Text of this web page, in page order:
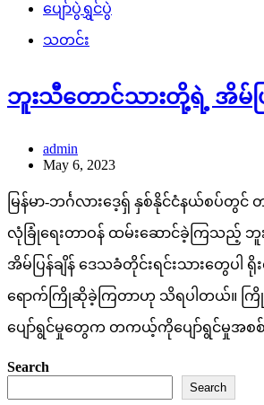
ပျော်ပွဲရွှင်ပွဲ
သတင်း
ဘူးသီတောင်သားတို့ရဲ့ အိမ်ပြ
admin
May 6, 2023
မြန်မာ-ဘင်္ဂလားဒေ့ရှ် နှစ်နိုင်ငံနယ်စပ်တွင် တ
လုံခြုံရေးတာဝန် ထမ်းဆောင်ခဲ့ကြသည့်
အိမ်ပြန်ချိန် ဒေသခံတိုင်းရင်းသားတွေပါ
ရောက်ကြိုဆိုခဲ့ကြတာဟု သိရပါတယ်။ ကြို
ပျော်ရွင်မှုတွေက တကယ့်ကိုပျော်ရွင်မှုအစ
Search
Search